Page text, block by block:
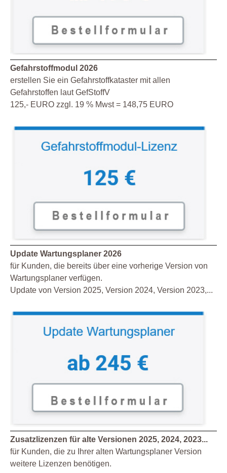
Gefahrstoffmodul 2026
erstellen Sie ein Gefahrstoffkataster mit allen
Gefahrstoffen laut GefStoffV
125,- EURO zzgl. 19 % Mwst = 148,75 EURO
Update Wartungsplaner 2026
für Kunden, die bereits über eine vorherige Version von
Wartungsplaner verfügen.
Update von Version 2025, Version 2024, Version 2023,...
Zusatzlizenzen für alte Versionen 2025, 2024, 2023...
für Kunden, die zu Ihrer alten Wartungsplaner Version
weitere Lizenzen benötigen.